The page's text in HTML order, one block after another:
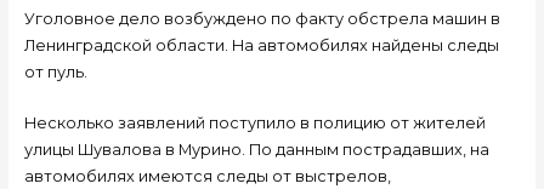
Уголовное дело возбуждено по факту обстрела машин в
Ленинградской области. На автомобилях найдены следы
от пуль.
Несколько заявлений поступило в полицию от жителей
улицы Шувалова в Мурино. По данным пострадавших, на
автомобилях имеются следы от выстрелов,